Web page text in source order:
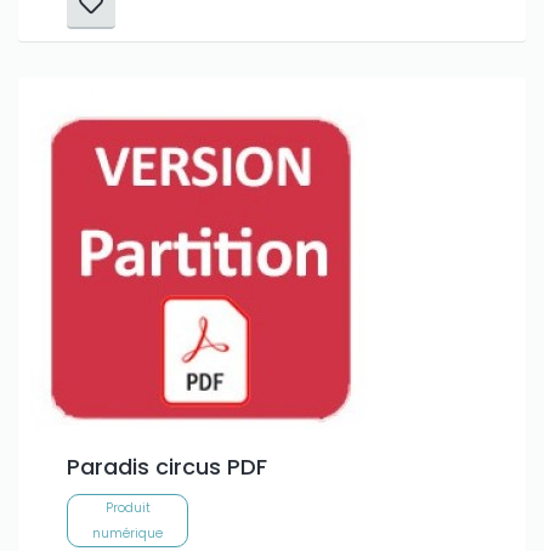
Paradis circus PDF
Produit
numérique